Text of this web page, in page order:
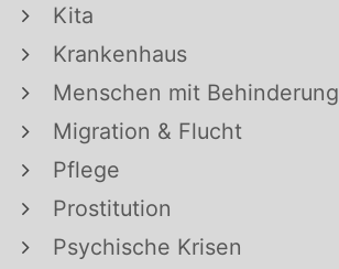
Kita
Krankenhaus
Menschen mit Behinderung
Migration & Flucht
Pflege
Prostitution
Psychische Krisen